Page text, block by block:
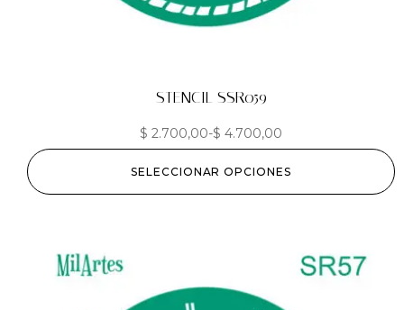
STENCIL SSR059
$ 2.700,00-$ 4.700,00
SELECCIONAR OPCIONES